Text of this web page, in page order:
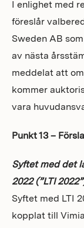
I enlighet med
föreslår
Sweden AB
av nästa
meddelat att
kommer
vara
Punkt 13 –
Syftet med det
2022 (”LTI
Syftet med LTI
kopplat till